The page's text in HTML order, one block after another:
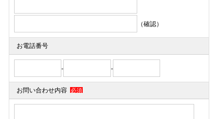
（確認）
お電話番号
- -
お問い合わせ内容 必須